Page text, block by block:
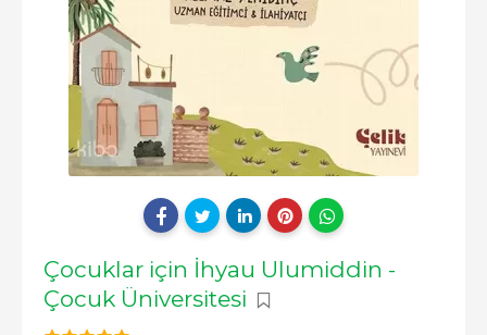
Çocuklar için İhyau Ulumiddin -
Çocuk Üniversitesi